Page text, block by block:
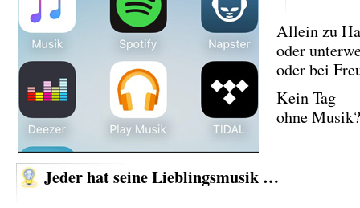
Allein zu
oder
oder bei
Kein Tag
ohne Musik?
Jeder hat seine Lieblingsmusik …